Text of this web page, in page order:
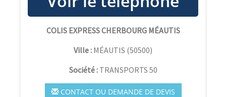
COLIS EXPRESS CHERBOURG MÉAUTIS
Ville : MÉAUTIS (50500)
Société : TRANSPORTS 50
CONTACT OU DEMANDE DE DEVIS